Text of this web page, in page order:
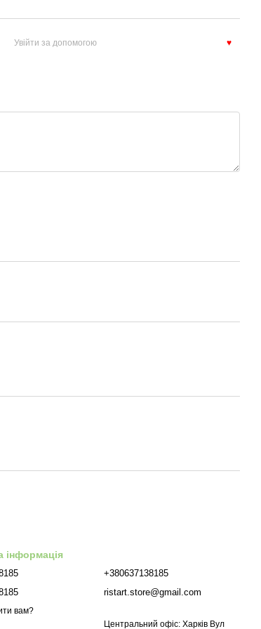
Увійти за допомогою
інформація
вам?
+380637138185
ristart.store@gmail.com
Центральний офіс: Харків Вул